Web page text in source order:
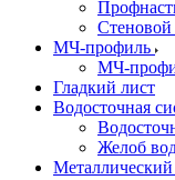
МЧ-профиль
МЧ-
Гладкий лист
Водосточная
Желоб